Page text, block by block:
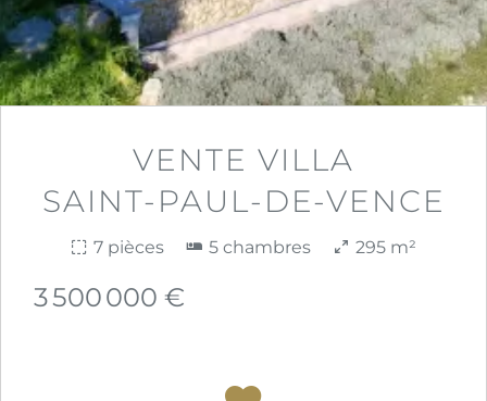
VENTE VILLA
SAINT-PAUL-DE-VENCE
7 pièces 5 chambres 295 m²
3 500 000 €